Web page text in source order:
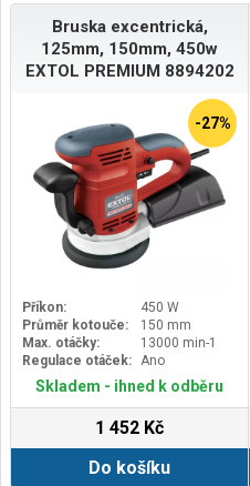
Bruska excentrická,
125mm, 150mm, 450w
EXTOL PREMIUM 8894202
-27%
Příkon:
450 W
Průměr kotouče:
150 mm
Max. otáčky:
13000 min-1
Regulace otáček:
Ano
Skladem - ihned k odběru
1 452 Kč
Do košíku